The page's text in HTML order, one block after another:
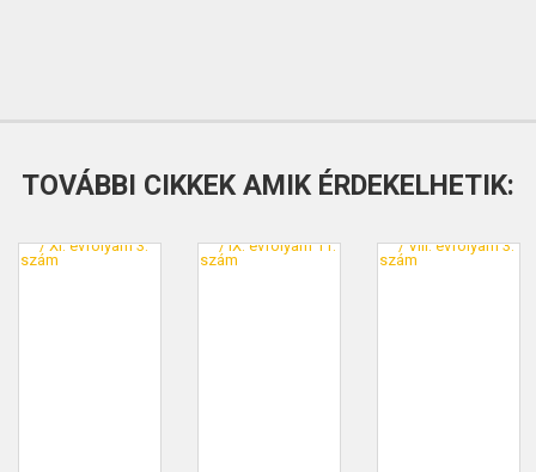
TOVÁBBI CIKKEK AMIK ÉRDEKELHETIK: